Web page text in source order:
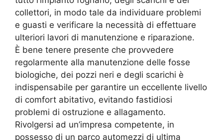
collettori, in modo tale da individuare problemi
e guasti e verificare la necessità di effettuare
ulteriori lavori di manutenzione e riparazione.
È bene tenere presente che provvedere
regolarmente alla manutenzione delle fosse
biologiche, dei pozzi neri e degli scarichi è
indispensabile per garantire un eccellente livello
di comfort abitativo, evitando fastidiosi
problemi di ostruzione e allagamento.
Rivolgersi ad un’impresa competente, in
possesso di un parco automezzi di ultima